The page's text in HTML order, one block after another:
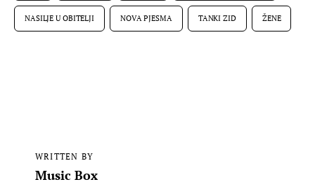
NASILJE U OBITELJI NOVA PJESMA TANKI ZID ŽENE
WRITTEN BY
Music Box